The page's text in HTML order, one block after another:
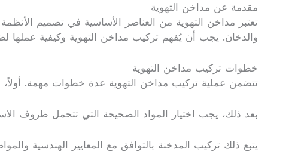
مقدمة عن مداخن التهوية
تعتبر مداخن التهوية من العناصر الأساسية في تصميم
والدخان. يجب أن يُفهم تركيب مداخن التهوية وكيفية عملها
خطوات تركيب مداخن التهوية
تتضمن عملية تركيب مداخن التهوية عدة خطوات مهمة.
بعد ذلك، يجب اختيار المواد الصحيحة التي تتحمل ظروف
يتبع ذلك تركيب المدخنة بالتوافق مع المعايير الهندسية